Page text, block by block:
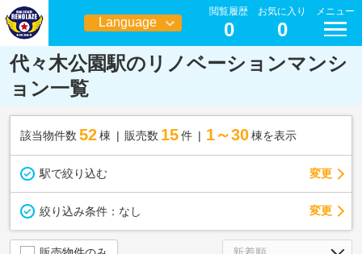
Language
日本語
閲覧履歴
0
お気に入り
0
メニュー
代々木公園駅のリノベーションマンシ
ョン一覧
該当物件数 52棟 販売数 15 件 1～30 棟を表示
駅で絞り込む 変更
絞り込み条件： なし 変更